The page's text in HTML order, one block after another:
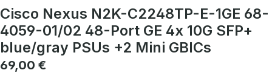
Cisco Nexus N2K-C2248TP-E-1GE 68-
4059-01/02 48-Port GE 4x 10G SFP+
blue/gray PSUs +2 Mini GBICs
Regulärer Preis:
69,00 €